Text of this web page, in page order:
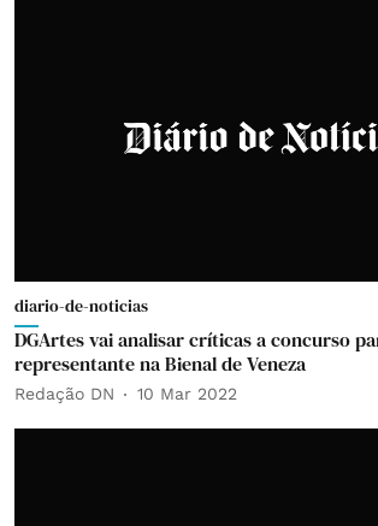
diario-de-noticias
DGArtes vai analisar críticas a concurso
representante na Bienal de Veneza
Redação DN 10 Mar 2022